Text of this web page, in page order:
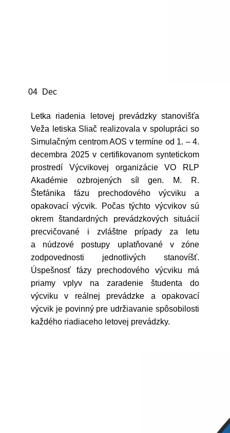
04 Dec
Letka riadenia letovej prevádzky stanovišťa
Veža letiska Sliač realizovala v spolupráci so
Simulačným centrom AOS v termíne od 1. – 4.
decembra 2025 v certifikovanom syntetickom
prostredí Výcvikovej organizácie VO RLP
Akadémie ozbrojených síl gen. M. R.
Štefánika fázu prechodového výcviku a
opakovací výcvik. Počas týchto výcvikov sú
okrem štandardných prevádzkových situácií
precvičované i zvláštne prípady za letu
a núdzové postupy uplatňované v zóne
zodpovednosti jednotlivých stanovíšť.
Úspešnosť fázy prechodového výcviku má
priamy vplyv na zaradenie študenta do
výcviku v reálnej prevádzke a opakovací
výcvik je povinný pre udržiavanie spôsobilosti
každého riadiaceho letovej prevádzky.